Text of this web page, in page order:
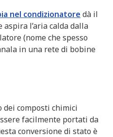
nel condizionatore dà il
l’aria calda dalla
(nome che spesso
in una rete di bobine
dei composti chimici
facilmente portati da
conversione di stato è